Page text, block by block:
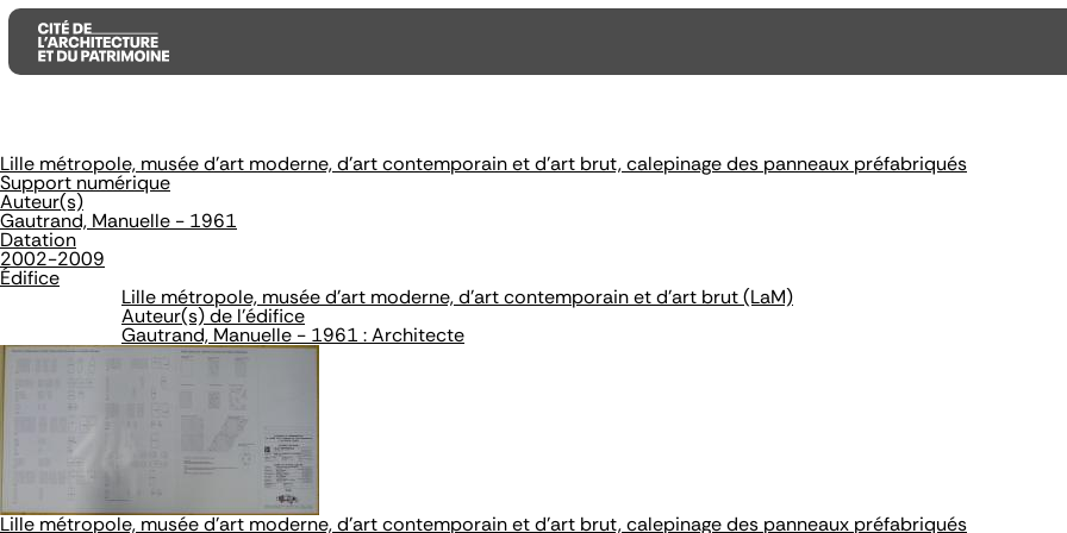
Aller
au
contenu
principal
Aller
au
menu
principal
Aller
à
la
recherche
Lille métropole, musée d'art moderne, d'art contemporain et d'art brut, calepinage des panneaux préfabriqués
Support numérique
Auteur(s)
Gautrand, Manuelle - 1961
Datation
2002-2009
Édifice
Lille métropole, musée d'art moderne, d'art contemporain et d'art brut (LaM)
Auteur(s) de l'édifice
Gautrand, Manuelle - 1961 : Architecte
Lille métropole, musée d'art moderne, d'art contemporain et d'art brut, calepinage des panneaux préfabriqués